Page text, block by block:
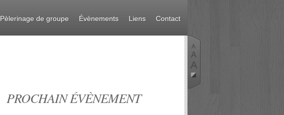
Pèlerinage de groupe Évènements Liens Contact
A
A
A
PROCHAIN ÉVÈNEMENT